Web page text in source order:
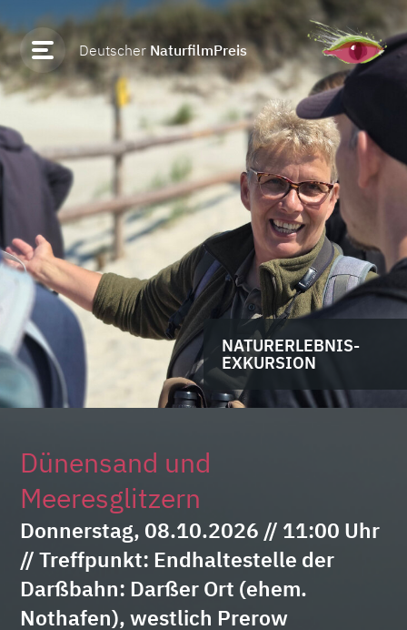
Deutscher NaturfilmPreis
NATURERLEBNIS-
EXKURSION
Dünensand und
Meeresglitzern
Donnerstag, 08.10.2026 // 11:00 Uhr
// Treffpunkt: Endhaltestelle der
Darßbahn: Darßer Ort (ehem.
Nothafen), westlich Prerow